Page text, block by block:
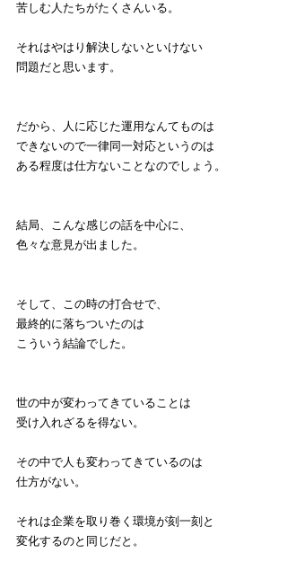
苦しむ人たちがたくさんいる。
それはやはり解決しないといけない
問題だと思います。
だから、人に応じた運用なんてものは
できないので一律同一対応というのは
ある程度は仕方ないことなのでしょう。
結局、こんな感じの話を中心に、
色々な意見が出ました。
そして、この時の打合せで、
最終的に落ちついたのは
こういう結論でした。
世の中が変わってきていることは
受け入れざるを得ない。
その中で人も変わってきているのは
仕方がない。
それは企業を取り巻く環境が刻一刻と
変化するのと同じだと。